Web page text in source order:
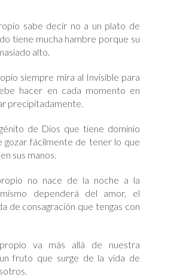
sabe decir no a un plato de
tiene mucha hambre porque su
alto.
siempre mira al Invisible para
hacer en cada momento en
precipitadamente.
de Dios que tiene dominio
gozar fácilmente de tener lo que
sus manos.
no nace de la noche a la
dependerá del amor, el
de consagración que tengas con
va más allá de nuestra
fruto que surge de la vida de